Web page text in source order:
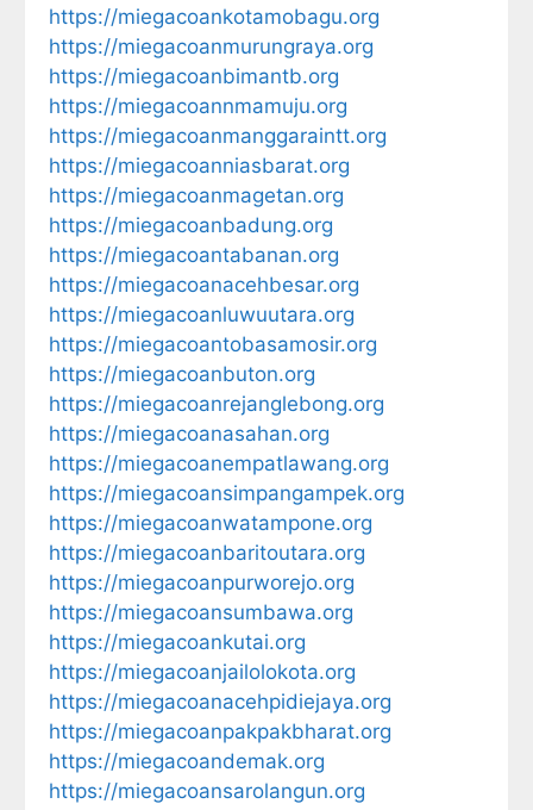
https://miegacoankotamobagu.org
https://miegacoanmurungraya.org
https://miegacoanbimantb.org
https://miegacoannmamuju.org
https://miegacoanmanggaraintt.org
https://miegacoanniasbarat.org
https://miegacoanmagetan.org
https://miegacoanbadung.org
https://miegacoantabanan.org
https://miegacoanacehbesar.org
https://miegacoanluwuutara.org
https://miegacoantobasamosir.org
https://miegacoanbuton.org
https://miegacoanrejanglebong.org
https://miegacoanasahan.org
https://miegacoanempatlawang.org
https://miegacoansimpangampek.org
https://miegacoanwatampone.org
https://miegacoanbaritoutara.org
https://miegacoanpurworejo.org
https://miegacoansumbawa.org
https://miegacoankutai.org
https://miegacoanjailolokota.org
https://miegacoanacehpidiejaya.org
https://miegacoanpakpakbharat.org
https://miegacoandemak.org
https://miegacoansarolangun.org